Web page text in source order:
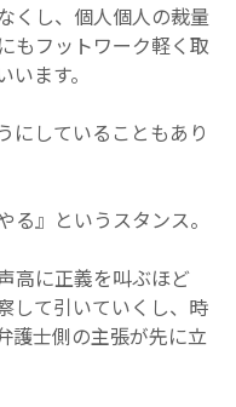
くし、個人個人の裁量
もフットワーク軽く取
ます。
にしていることもあり
』というスタンス。
高に正義を叫ぶほど
して引いていくし、時
護士側の主張が先に立